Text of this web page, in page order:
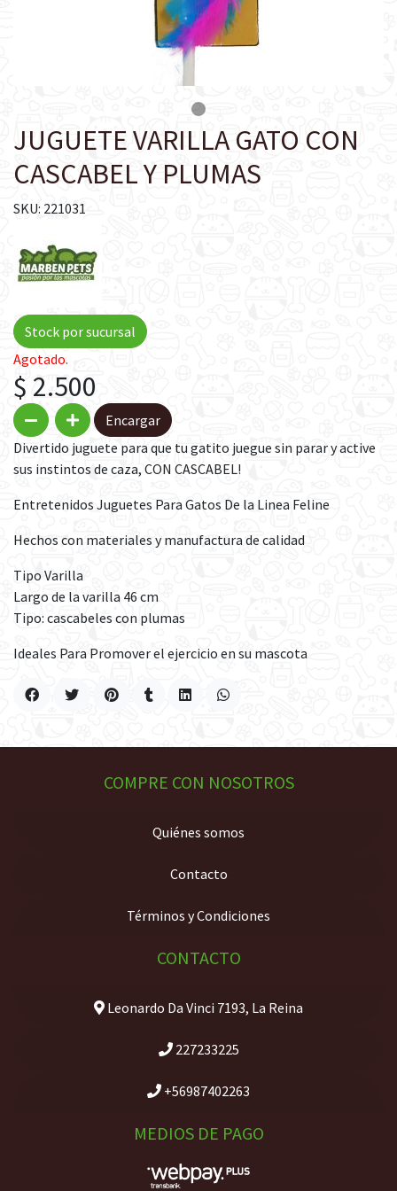
JUGUETE VARILLA GATO CON
CASCABEL Y PLUMAS
SKU: 221031
Stock por sucursal
Agotado.
$ 2.500
Encargar
Divertido juguete para que tu gatito juegue sin parar y active
sus instintos de caza, CON CASCABEL!
Entretenidos Juguetes Para Gatos De la Linea Feline
Hechos con materiales y manufactura de calidad
Tipo Varilla
Largo de la varilla 46 cm
Tipo: cascabeles con plumas
Ideales Para Promover el ejercicio en su mascota
COMPRE CON NOSOTROS
Quiénes somos
Contacto
Términos y Condiciones
CONTACTO
Leonardo Da Vinci 7193, La Reina
227233225
+56987402263
MEDIOS DE PAGO